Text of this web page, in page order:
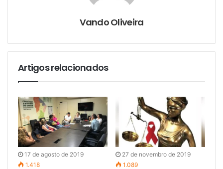
Vando Oliveira
Artigos relacionados
17 de agosto de 2019
1.418
27 de novembro de 2019
1.089